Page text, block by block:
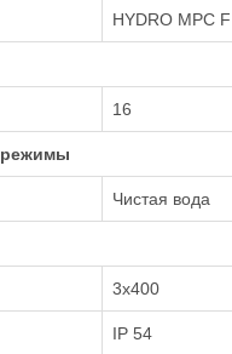
HYDRO MPC
16
режимы
Чистая вода
3х400
IP 54